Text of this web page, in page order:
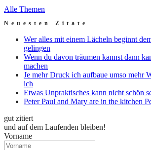
Alle Themen
Neuesten Zitate
Wer alles mit einem Lächeln beginnt
gelingen
Wenn du davon träumen kannst dann
machen
Je mehr Druck ich aufbaue umso mehr
ich
Etwas Unpraktisches kann nicht schön
Peter Paul and Mary are in the kitchen
gut zitiert
und auf dem Laufenden bleiben!
Vorname